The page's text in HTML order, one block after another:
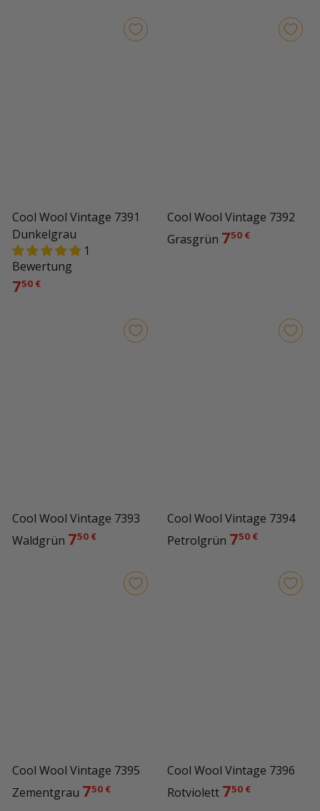
Cool Wool Vintage 7391
Dunkelgrau
1
Bewertung
750 €
Cool Wool Vintage 7392
Grasgrün 750 €
Cool Wool Vintage 7393
Waldgrün 750 €
Cool Wool Vintage 7394
Petrolgrün 750 €
Cool Wool Vintage 7395
Zementgrau 750 €
Cool Wool Vintage 7396
Rotviolett 750 €